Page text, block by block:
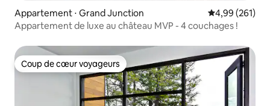
Appartement ⋅ Grand Junction Évaluation
4,99 (261)
Appartement de luxe au château MVP - 4 couchages !
Coup de cœur voyageurs
Coup de cœur voyageurs